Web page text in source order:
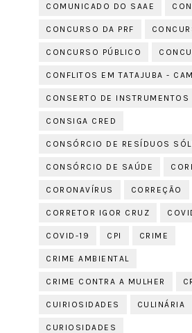
COMUNICADO DO SAAE
CONCURSO DA PRF
CONCURSO PÚBLICO
CONFLITOS EM TATAJUBA -
CONSERTO DE
CONSIGA CRED
CONSÓRCIO DE RESÍDUOS
CONSÓRCIO DE SAÚDE
CORONAVÍRUS CORREÇÃO
CORRETOR IGOR CRUZ
COVID-19 CPI CRIME
CRIME AMBIENTAL
CRIME CONTRA A MULHER
CUIRIOSIDADES CULINÁRIA
CURIOSIDADES